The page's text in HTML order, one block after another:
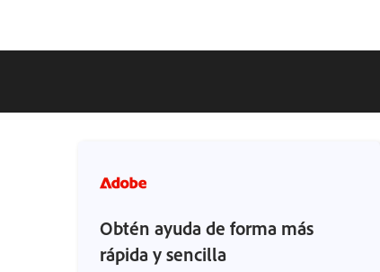
Obtén ayuda de forma más
rápida y sencilla